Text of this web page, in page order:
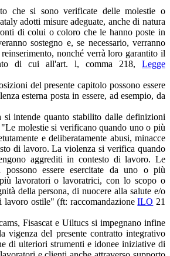
che si sono verificate delle molestie o
adotti misure adeguate, anche di natura
di colui o coloro che le hanno poste in
sostegno e, se necessario, verranno
nonché verrà loro garantito il
di cui all'art. l, comma 218, Legge
del presente capitolo possono essere
esterna posta in essere, ad esempio, da
si intende quanto stabilito dalle definizioni
molestie si verificano quando uno o più
e deliberatamente abusi, minacce
di lavoro. La violenza si verifica quando
aggrediti in contesto di lavoro. Le
essere esercitate da uno o più
lavoratori o lavoratrici, con lo scopo o
della persona, di nuocere alla salute e/o
lavoro ostile" (ft: raccomandazioneILO 21
Fisascat e Uiltucs si impegnano infine
vigenza del presente contratto integrativo
di ulteriori strumenti e idonee iniziative di